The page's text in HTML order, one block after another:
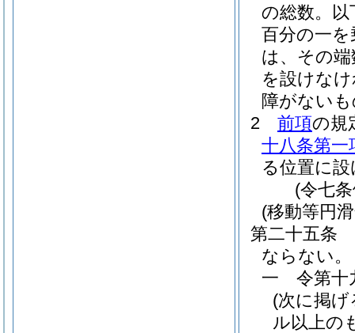
の総数。以
百分の一
は、その
を設けな
障がない
2
前項の規
十八条第一
る位置に
(令七
(移動等円
第二十五条
ならない。
一
令第十
(次に掲げ
ル以上の